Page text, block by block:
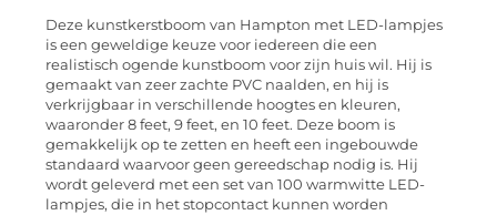
Deze kunstkerstboom van Hampton met LED-lampjes
is een geweldige keuze voor iedereen die een
realistisch ogende kunstboom voor zijn huis wil. Hij is
gemaakt van zeer zachte PVC naalden, en hij is
verkrijgbaar in verschillende hoogtes en kleuren,
waaronder 8 feet, 9 feet, en 10 feet. Deze boom is
gemakkelijk op te zetten en heeft een ingebouwde
standaard waarvoor geen gereedschap nodig is. Hij
wordt geleverd met een set van 100 warmwitte LED-
lampjes, die in het stopcontact kunnen worden